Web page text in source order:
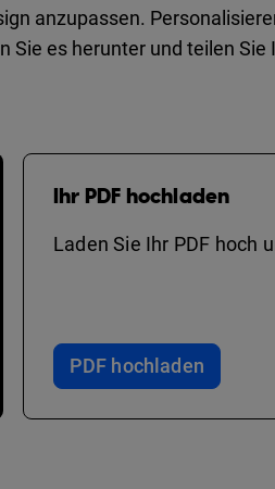
anzupassen.
es herunter und teilen Sie
Ihr PDF hochladen
Laden Sie Ihr PDF hoch
PDF hochladen